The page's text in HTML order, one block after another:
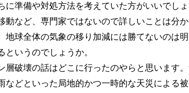
に準備や対処方法を考えていた方がいいでし
動など、専門家ではないので詳しいことは分
地球全体の気象の移り加減には勝てないのは
いうのでしょうか。
破壊の話はどこに行ったのやらと思います
などといった局地的かつ一時的な天災による